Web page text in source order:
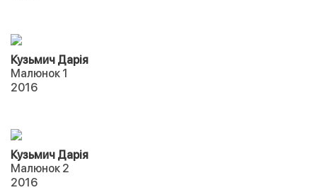
Кузьмич Дарія
Малюнок 1
2016
Кузьмич Дарія
Малюнок 2
2016